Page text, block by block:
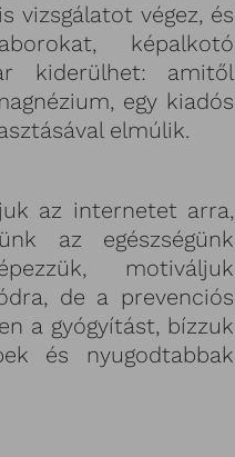
vizsgálatot végez, és
képalkotó
kiderülhet: amitől
egy kiadós
elmúlik.
az internetet arra,
az egészségünk
motiváljuk
de a prevenciós
a gyógyítást, bízzuk
és nyugodtabbak